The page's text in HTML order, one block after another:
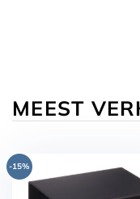
MEEST
-15%